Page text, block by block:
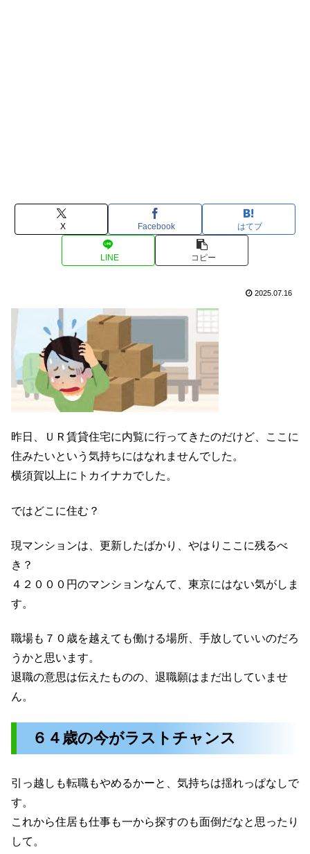
X Facebook はてブ
LINE コピー
2025.07.16
昨日、ＵＲ賃貸住宅に内覧に行ってきたのだけど、ここに
住みたいという気持ちにはなれませんでした。
横須賀以上にトカイナカでした。
ではどこに住む？
現マンションは、更新したばかり、やはりここに残るべ
き？
４２０００円のマンションなんて、東京にはない気がしま
す。
職場も７０歳を越えても働ける場所、手放していいのだろ
うかと思います。
退職の意思は伝えたものの、退職願はまだ出していませ
ん。
６４歳の今がラストチャンス
引っ越しも転職もやめるかーと、気持ちは揺れっぱなしで
す。
これから住居も仕事も一から探すのも面倒だなと思ったり
して。